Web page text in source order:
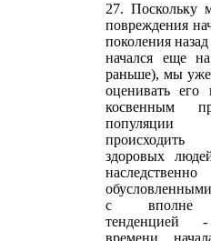
27. Поскольку
повреждения
поколения
начался еще
раньше), мы
оценивать его
косвенным
здоровых
наследственно
с вполне
тенденцией